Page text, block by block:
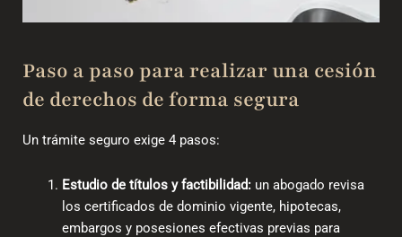
Paso a paso para realizar una cesión
de derechos de forma segura
Un trámite seguro exige 4 pasos:
Estudio de títulos y factibilidad:un abogado revisa
los certificados de dominio vigente, hipotecas,
embargos y posesiones efectivas previas para